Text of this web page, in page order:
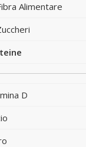
Alimentare
D